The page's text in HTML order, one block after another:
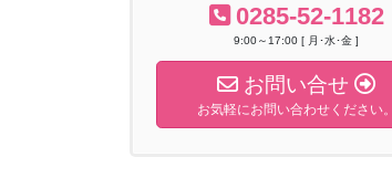
0285-52-1182
9:00～17:00 [ 月･水･金 ]
お問い合せ
お気軽にお問い合わせください。